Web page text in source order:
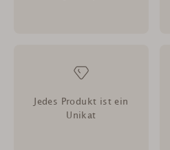
Jedes Produkt ist ein
Unikat